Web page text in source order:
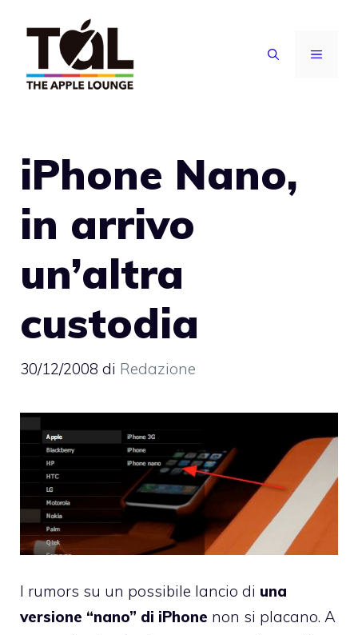
contenuto
MENU
iPhone Nano,
in arrivo
un’altra
custodia
30/12/2008 di Redazione
I rumors su un possibile lancio di una
versione “nano” di iPhone non si placano. A